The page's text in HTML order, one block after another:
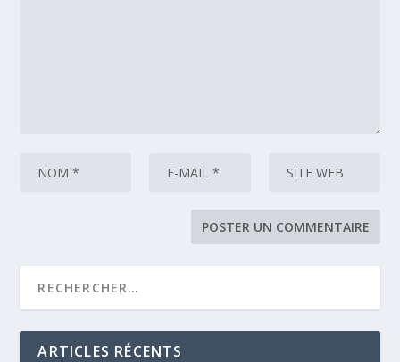
ARTICLES RÉCENTS